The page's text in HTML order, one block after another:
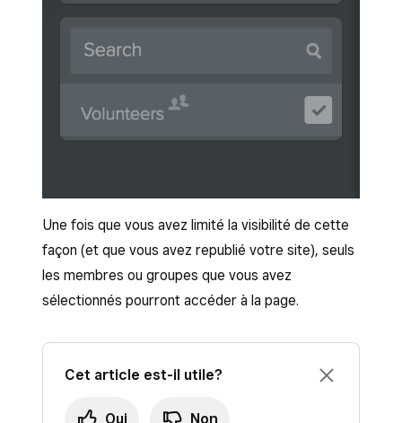
Une fois que vous avez limité la visibilité de cette
façon (et que vous avez republié votre site), seuls
les membres ou groupes que vous avez
sélectionnés pourront accéder à la page.
Cet article est-il utile?
Oui Non